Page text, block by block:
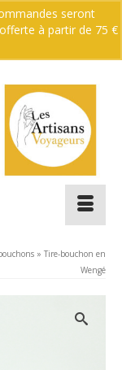
» Tire-bouchon en
Wengé
seront
à partir de 75 €